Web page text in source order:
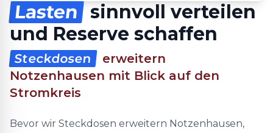
Lasten sinnvoll verteilen
und Reserve schaffen
Steckdosen
erweitern
Notzenhausen mit Blick auf den
Stromkreis
Bevor wir Steckdosen erweitern Notzenhausen,